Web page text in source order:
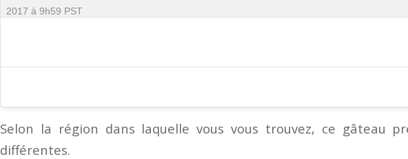
2017 à 9h59 PST
Selon la région dans laquelle vous vous trouvez, ce gâteau
différentes.